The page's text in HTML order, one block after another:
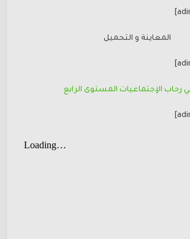
المعاينة و التحميل
رحاب الإجتماعيات المستوى الرابع